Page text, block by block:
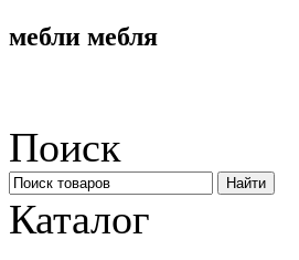
мебли мебля
Поиск
Каталог